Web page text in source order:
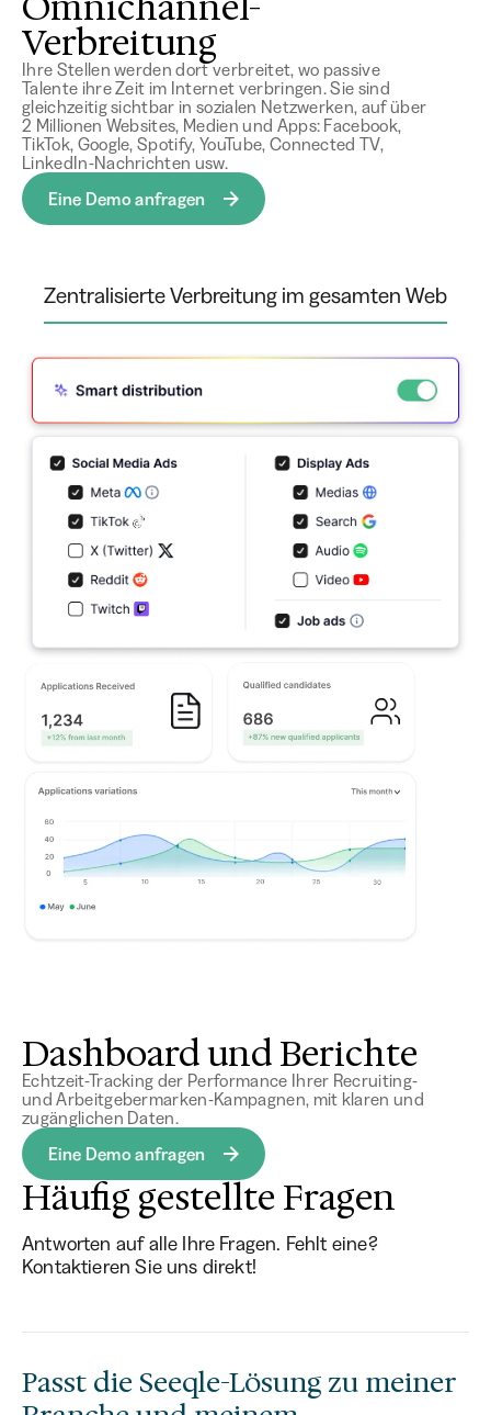
Verbreitung
Ihre Stellen werden dort verbreitet, wo passive
Talente ihre Zeit im Internet verbringen. Sie sind
gleichzeitig sichtbar in sozialen Netzwerken, auf über
2 Millionen Websites, Medien und Apps: Facebook,
TikTok, Google, Spotify, YouTube, Connected TV,
LinkedIn-Nachrichten usw.
Eine Demo anfragen
Zentralisierte Verbreitung im gesamten Web
Dashboard und Berichte
Echtzeit-Tracking der Performance Ihrer Recruiting-
und Arbeitgebermarken-Kampagnen, mit klaren und
zugänglichen Daten.
Eine Demo anfragen
Häufig gestellte Fragen
Antworten auf alle Ihre Fragen. Fehlt eine?
Kontaktieren Sie uns direkt!
Passt die Seeqle-Lösung zu meiner